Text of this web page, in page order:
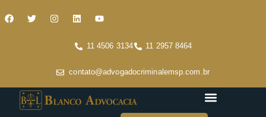
11 4506 3134 11 2957 8464
contato@advogadocriminalemsp.com.br